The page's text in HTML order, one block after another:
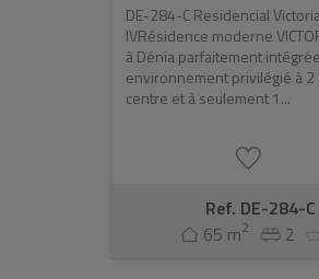
DE-284-C Residencial
IVRésidence moderne
à Dénia parfaitement
environnement privilégié à 2
centre et à seulement 1...
Ref. DE-284-C
65 m2 2